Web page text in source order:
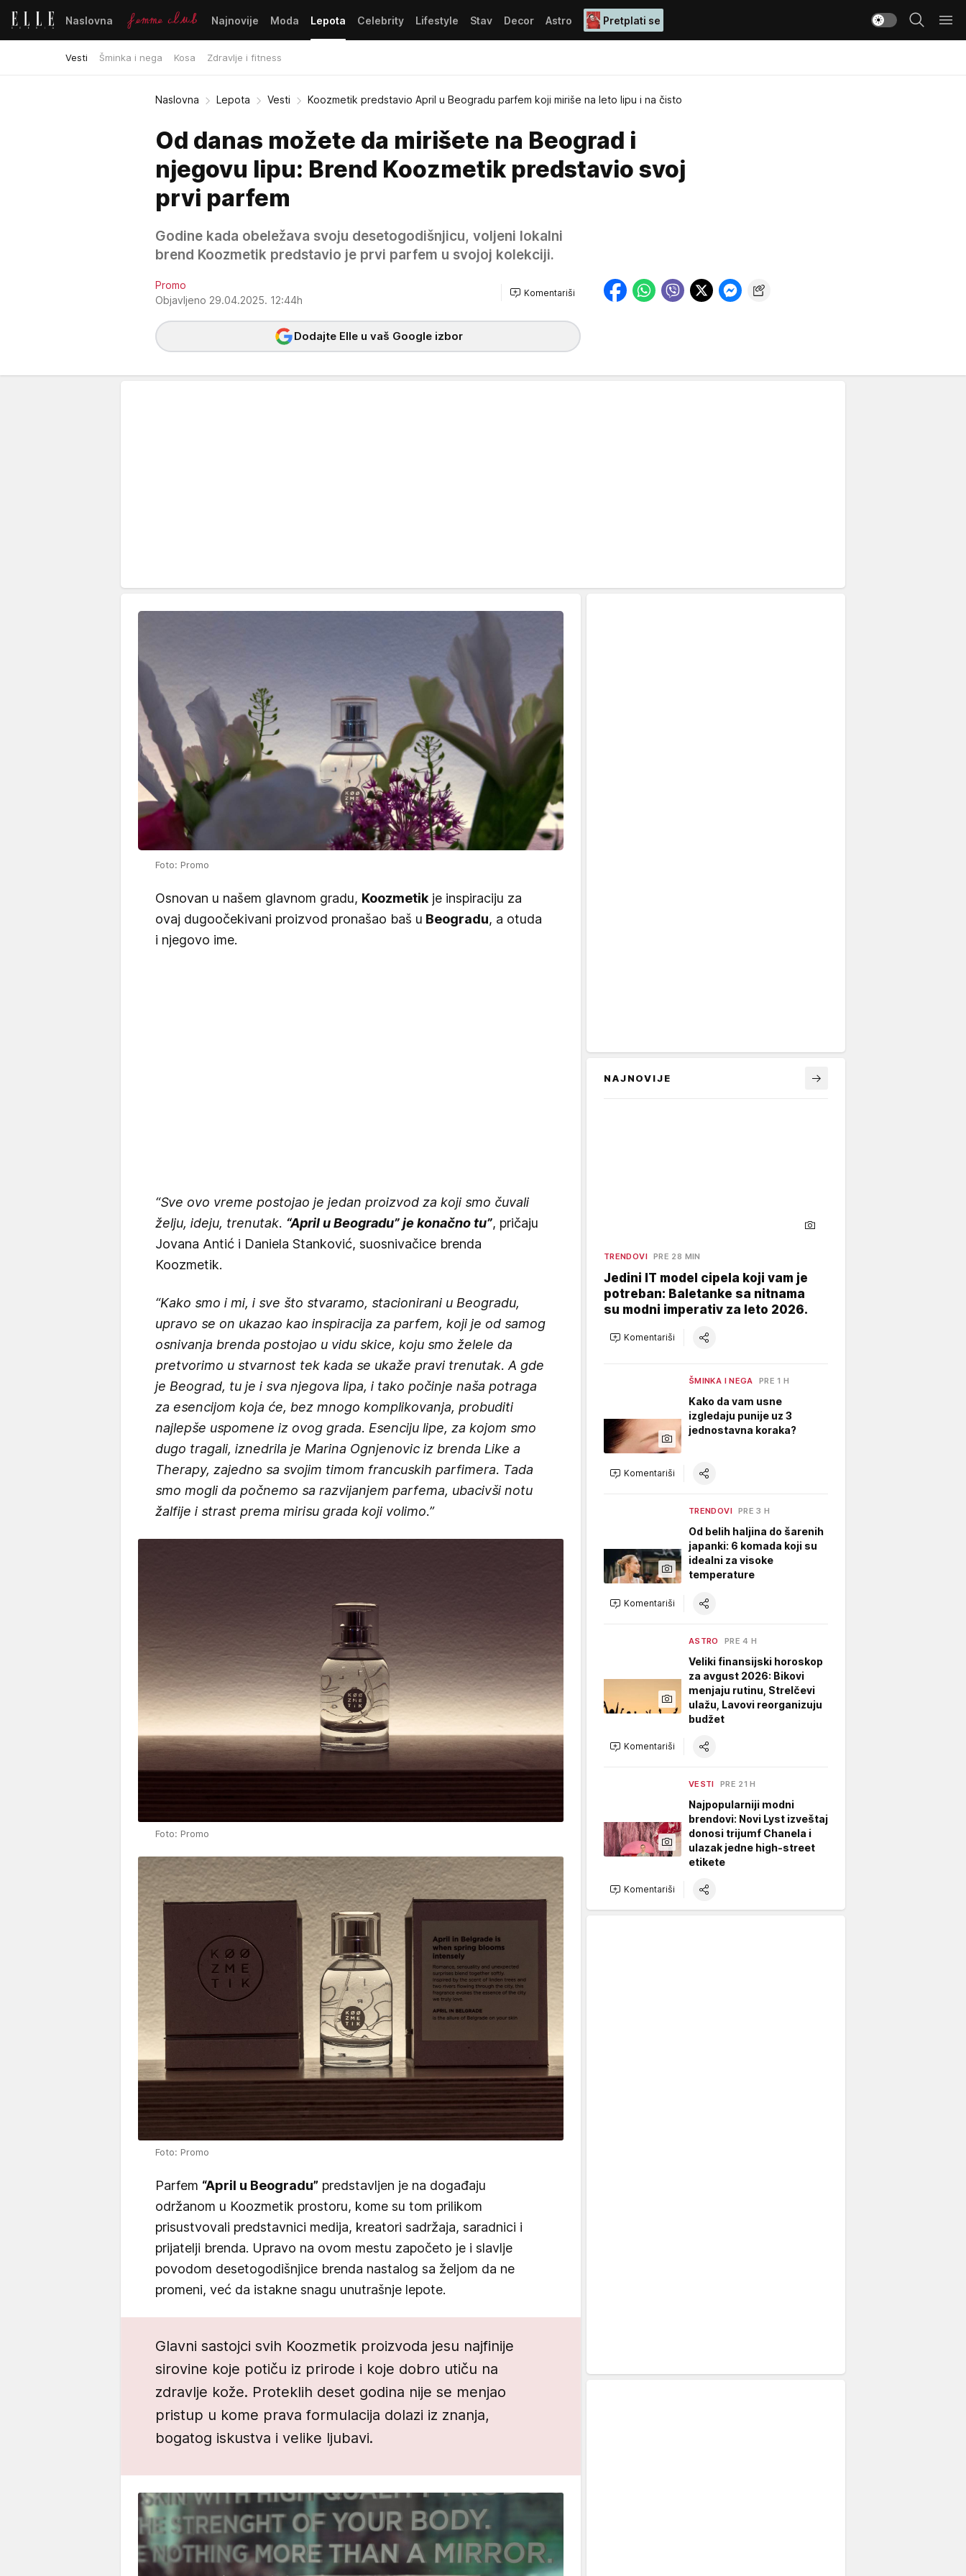
Naslovna Najnovije Moda Lepota
Vesti Šminka i nega Kosa Zdravlje i fitness
Celebrity Lifestyle Stav Decor Astro Pretplati se
Naslovna Lepota Vesti Koozmetik predstavio April u Beogradu parfem koji miriše na leto lipu i na čisto
Od danas možete da mirišete na Beograd i
njegovu lipu: Brend Koozmetik predstavio svoj
prvi parfem
Godine kada obeležava svoju desetogodišnjicu, voljeni lokalni
brend Koozmetik predstavio je prvi parfem u svojoj kolekciji.
Promo
Objavljeno 29.04.2025. 12:44h
Komentariši
Dodajte Elle u vaš Google izbor
Foto: Promo
Osnovan u našem glavnom gradu, Koozmetik je inspiraciju za
ovaj dugoočekivani proizvod pronašao baš u Beogradu, a otuda
i njegovo ime.
“Sve ovo vreme postojao je jedan proizvod za koji smo čuvali
želju, ideju, trenutak. “April u Beogradu” je konačno tu”, pričaju
Jovana Antić i Daniela Stanković, suosnivačice brenda
Koozmetik.
“Kako smo i mi, i sve što stvaramo, stacionirani u Beogradu,
upravo se on ukazao kao inspiracija za parfem, koji je od samog
osnivanja brenda postojao u vidu skice, koju smo želele da
pretvorimo u stvarnost tek kada se ukaže pravi trenutak. A gde
je Beograd, tu je i sva njegova lipa, i tako počinje naša potraga
za esencijom koja će, bez mnogo komplikovanja, probuditi
najlepše uspomene iz ovog grada. Esenciju lipe, za kojom smo
dugo tragali, iznedrila je Marina Ognjenovic iz brenda Like a
Therapy, zajedno sa svojim timom francuskih parfimera. Tada
smo mogli da počnemo sa razvijanjem parfema, ubacivši notu
žalfije i strast prema mirisu grada koji volimo.”
Foto: Promo
Foto: Promo
Parfem “April u Beogradu” predstavljen je na događaju
održanom u Koozmetik prostoru, kome su tom prilikom
prisustvovali predstavnici medija, kreatori sadržaja, saradnici i
prijatelji brenda. Upravo na ovom mestu započeto je i slavlje
povodom desetogodišnjice brenda nastalog sa željom da ne
promeni, već da istakne snagu unutrašnje lepote.
Glavni sastojci svih Koozmetik proizvoda jesu najfinije
sirovine koje potiču iz prirode i koje dobro utiču na
zdravlje kože. Proteklih deset godina nije se menjao
pristup u kome prava formulacija dolazi iz znanja,
bogatog iskustva i velike ljubavi.
NAJNOVIJE
TRENDOVI PRE 28 MIN
Jedini IT model cipela koji vam je
potreban: Baletanke sa nitnama
su modni imperativ za leto 2026.
Komentariši
ŠMINKA I NEGA PRE 1 H
Kako da vam usne
izgledaju punije uz 3
jednostavna koraka?
Komentariši
TRENDOVI PRE 3 H
Od belih haljina do šarenih
japanki: 6 komada koji su
idealni za visoke
temperature
Komentariši
ASTRO PRE 4 H
Veliki finansijski horoskop
za avgust 2026: Bikovi
menjaju rutinu, Strelčevi
ulažu, Lavovi reorganizuju
budžet
Komentariši
VESTI PRE 21 H
Najpopularniji modni
brendovi: Novi Lyst izveštaj
donosi trijumf Chanela i
ulazak jedne high-street
etikete
Komentariši